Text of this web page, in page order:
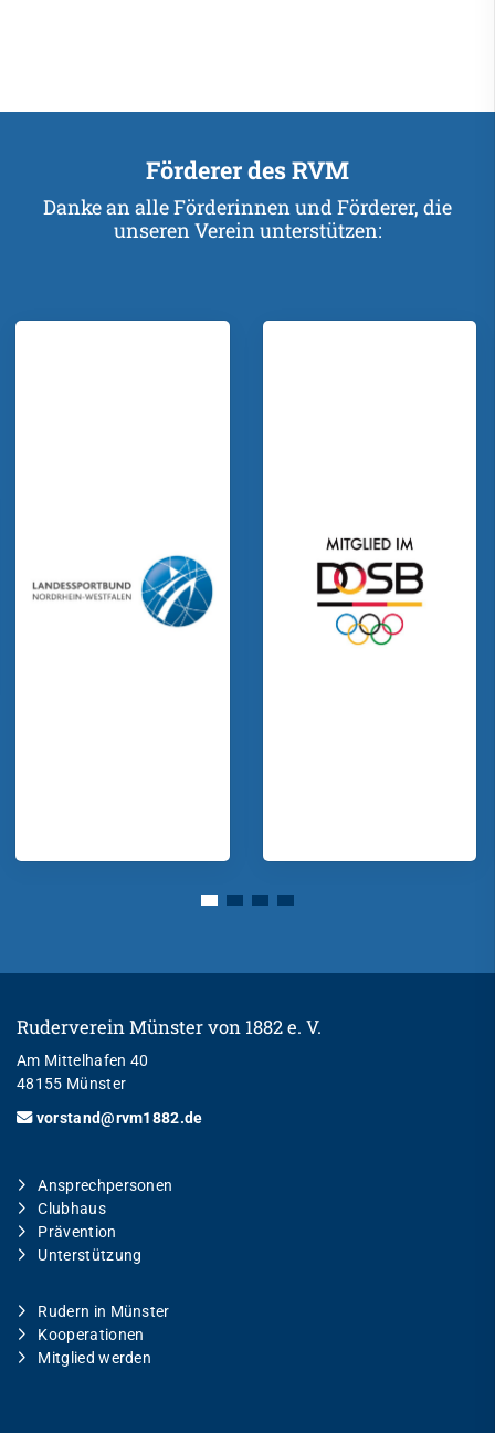
Förderer des RVM
Danke an alle Förderinnen und Förderer, die
unseren Verein unterstützen:
Ruderverein Münster von 1882 e. V.
Am Mittelhafen 40
48155 Münster
vorstand@rvm1882.de
Ansprechpersonen
Clubhaus
Prävention
Unterstützung
Rudern in Münster
Kooperationen
Mitglied werden